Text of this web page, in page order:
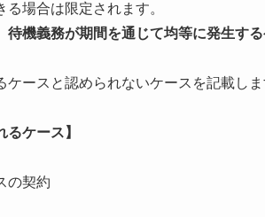
場合は限定されます。
待機義務が期間を通じて均等に発生す
ケースと認められないケースを記載しま
るケース】
の契約